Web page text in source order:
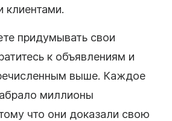
клиентами.
придумывать свои
к объявлениям и
выше. Каждое
миллионы
что они доказали свою